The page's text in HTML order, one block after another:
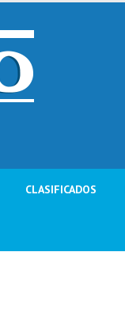
CLASIFICADOS